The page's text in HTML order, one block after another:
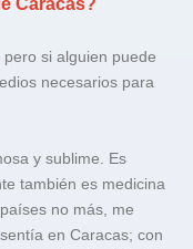
si alguien puede
necesarios para
y sublime. Es
también es medicina
no más, me
en Caracas; con